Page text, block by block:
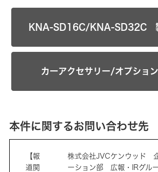
KNA-SD16C/KNA-SD32C
カーアクセサリー/オプショ
本件に関するお問い合わせ先
【報
道関
株式会社JVCケンウッド
ーション部 広報・IRグル